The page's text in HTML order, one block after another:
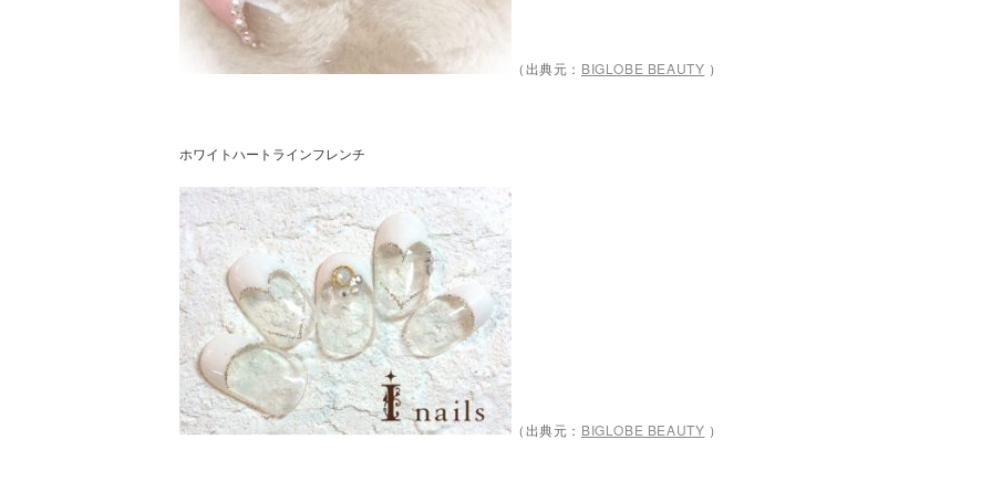
（出典元： BIGLOBE BEAUTY ）
ホワイトハートラインフレンチ
（出典元： BIGLOBE BEAUTY ）